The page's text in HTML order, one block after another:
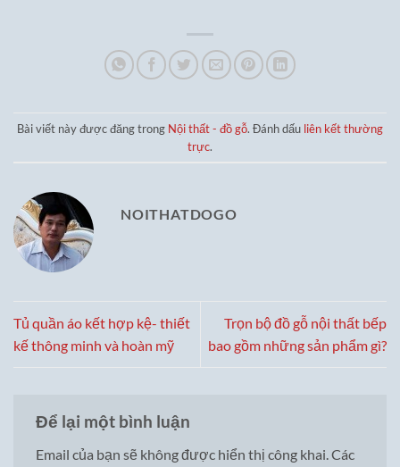
Bài viết này được đăng trong Nội thất - đồ gỗ. Đánh dấu liên kết thường
trực.
NOITHATDOGO
Tủ quần áo kết hợp kệ- thiết
kế thông minh và hoàn mỹ
Trọn bộ đồ gỗ nội thất bếp
bao gồm những sản phẩm gì?
Để lại một bình luận
Email của bạn sẽ không được hiển thị công khai.Các